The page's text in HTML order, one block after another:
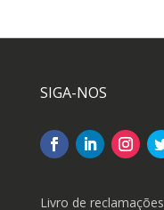
SIGA-NOS
Livro de reclamações